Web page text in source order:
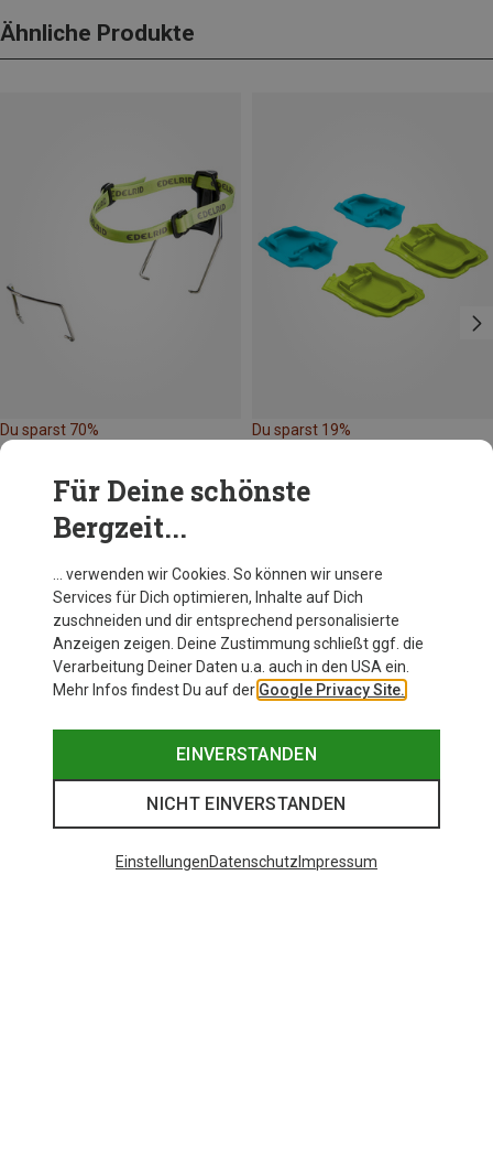
Ähnliche Produkte
Du sparst 70% Du sparst 19%
Andere Kunden kauften auch
Für Deine schönste
Bergzeit...
… verwenden wir Cookies. So können wir unsere
Services für Dich optimieren, Inhalte auf Dich
zuschneiden und dir entsprechend personalisierte
Anzeigen zeigen. Deine Zustimmung schließt ggf. die
Verarbeitung Deiner Daten u.a. auch in den USA ein.
Mehr Infos findest Du auf der Google Privacy Site.
EINVERSTANDEN
NICHT EINVERSTANDEN
EinstellungenDatenschutz Impressum